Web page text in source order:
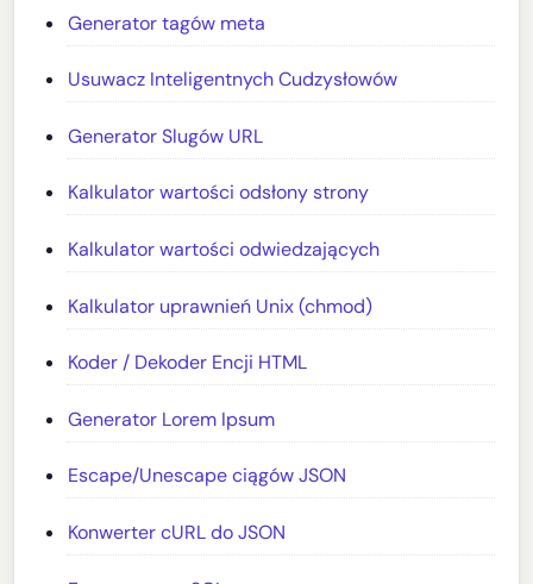
Generator tagów meta
Usuwacz Inteligentnych Cudzysłowów
Generator Slugów URL
Kalkulator wartości odsłony strony
Kalkulator wartości odwiedzających
Kalkulator uprawnień Unix (chmod)
Koder / Dekoder Encji HTML
Generator Lorem Ipsum
Escape/Unescape ciągów JSON
Konwerter cURL do JSON